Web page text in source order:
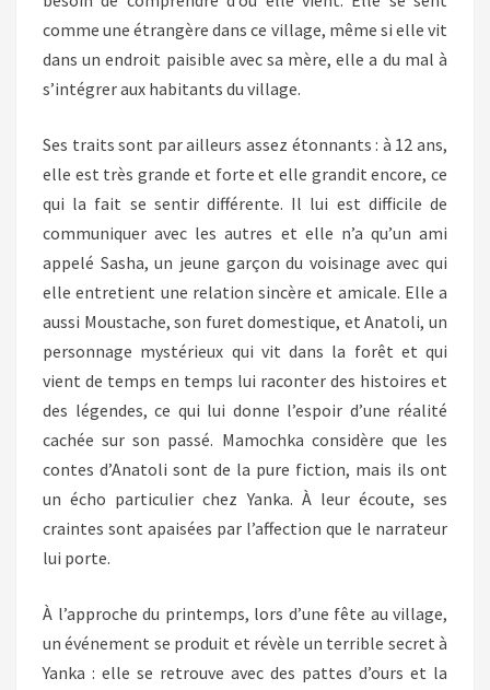
comme une étrangère dans ce village, même si elle vit
dans un endroit paisible avec sa mère, elle a du mal à
s’intégrer aux habitants du village.
Ses traits sont par ailleurs assez étonnants : à 12 ans,
elle est très grande et forte et elle grandit encore, ce
qui la fait se sentir différente. Il lui est difficile de
communiquer avec les autres et elle n’a qu’un ami
appelé Sasha, un jeune garçon du voisinage avec qui
elle entretient une relation sincère et amicale. Elle a
aussi Moustache, son furet domestique, et Anatoli, un
personnage mystérieux qui vit dans la forêt et qui
vient de temps en temps lui raconter des histoires et
des légendes, ce qui lui donne l’espoir d’une réalité
cachée sur son passé. Mamochka considère que les
contes d’Anatoli sont de la pure fiction, mais ils ont
un écho particulier chez Yanka. À leur écoute, ses
craintes sont apaisées par l’affection que le narrateur
lui porte.
À l’approche du printemps, lors d’une fête au village,
un événement se produit et révèle un terrible secret à
Yanka : elle se retrouve avec des pattes d’ours et la